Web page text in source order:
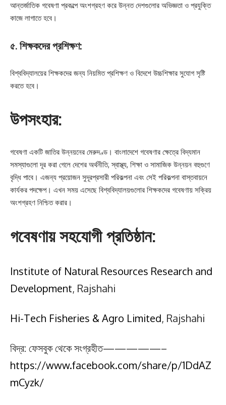
আন্তর্জাতিক গবেষণা প্রকল্পে অংশগ্রহণ করে উন্নত দেশগুলোর অভিজ্ঞতা ও প্রযুক্তি
কাজে লাগাতে হবে।
৫. শিক্ষকদের প্রশিক্ষণ:
বিশ্ববিদ্যালয়ের শিক্ষকদের জন্য নিয়মিত প্রশিক্ষণ ও বিদেশে উচ্চশিক্ষার সুযোগ সৃষ্টি
করতে হবে।
উপসংহার:
গবেষণা একটি জাতির উন্নয়নের মেরুদণ্ড। বাংলাদেশে গবেষণার ক্ষেত্রে বিদ্যমান
সমস্যাগুলো দূর করা গেলে দেশের অর্থনীতি, স্বাস্থ্য, শিক্ষা ও সামাজিক উন্নয়ন বহুগুণে
বৃদ্ধি পাবে। এজন্য প্রয়োজন সুদূরপ্রসারী পরিকল্পনা এবং সেই পরিকল্পনা বাস্তবায়নে
কার্যকর পদক্ষেপ। এখন সময় এসেছে বিশ্ববিদ্যালয়গুলোর শিক্ষকদের গবেষণায় সক্রিয়
অংশগ্রহণ নিশ্চিত করার।
গবেষণায় সহযোগী প্রতিষ্ঠান:
Institute of Natural Resources Research and
Development, Rajshahi
Hi-Tech Fisheries & Agro Limited, Rajshahi
বিদ্র: ফেসবুক থেকে সংগ্রহীত—————–
https://www.facebook.com/share/p/1DdAZ
mCyzk/